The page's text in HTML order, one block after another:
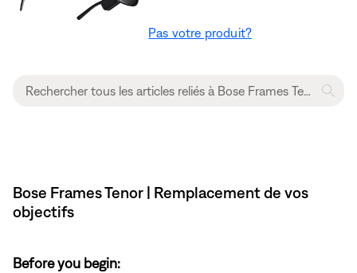
Pas votre produit?
Bose Frames Tenor | Remplacement de vos
objectifs
Before you begin: